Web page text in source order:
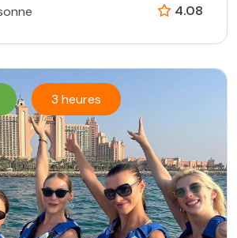
4.08
3 heures